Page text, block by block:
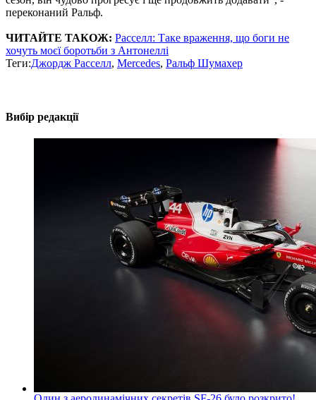
переконаний Ральф.
ЧИТАЙТЕ ТАКОЖ: Расселл: Таке враження, що боги не
хочуть моєї боротьби з Антонеллі
Теги:Джордж Расселл, Mercedes, Ральф Шумахер
Вибір редакції